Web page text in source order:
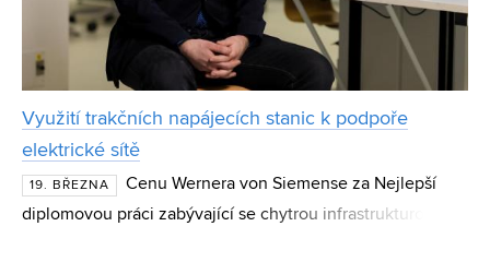
Využití trakčních napájecích stanic k podpoře
elektrické sítě
19. BŘEZNA
Cenu Wernera von Siemense za Nejlepší
diplomovou práci zabývající se chytrou infrastrukturou a